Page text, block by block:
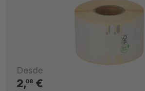
Desde
2,08€